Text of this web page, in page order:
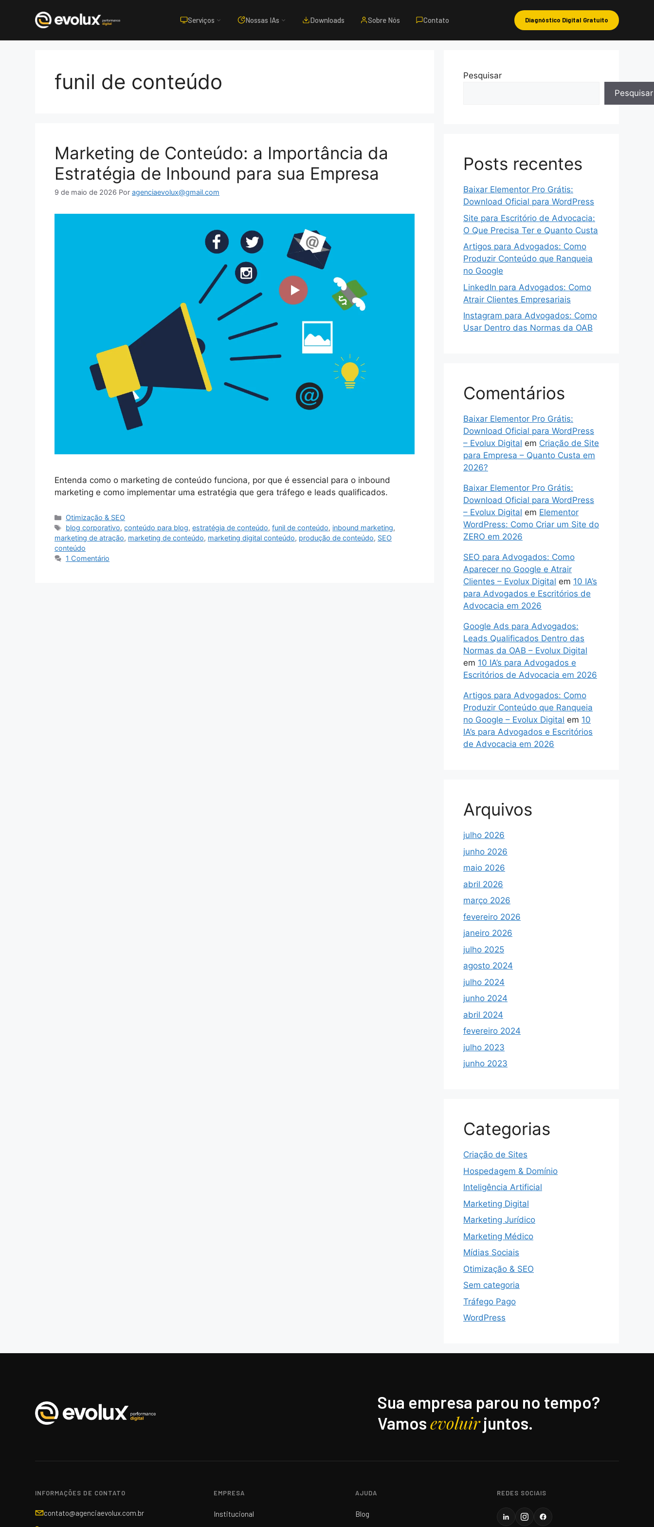
Serviços Nossas IAs Downloads Sobre Nós Contato Diagnóstico Digital Gratuito
funil de conteúdo
Marketing de Conteúdo: a Importância da
Estratégia de Inbound para sua Empresa
9 de maio de 2026 Por agenciaevolux@gmail.com
Entenda como o marketing de conteúdo funciona, por que é essencial para o inbound
marketing e como implementar uma estratégia que gera tráfego e leads qualificados.
Categorias
Otimização & SEO
Tags
blog corporativo,conteúdo para blog,estratégia de conteúdo,funil de conteúdo, inbound marketing,
marketing de atração, marketing de conteúdo, marketing digital conteúdo, produção de conteúdo, SEO
conteúdo
1 Comentário
Pesquisar
Pesquisar
Posts recentes
Baixar Elementor Pro Grátis:
Download Oficial para WordPress
Site para Escritório de Advocacia:
O Que Precisa Ter e Quanto Custa
Artigos para Advogados: Como
Produzir Conteúdo que Ranqueia
no Google
LinkedIn para Advogados: Como
Atrair Clientes Empresariais
Instagram para Advogados: Como
Usar Dentro das Normas da OAB
Comentários
Baixar Elementor Pro Grátis:
Download Oficial para WordPress
– Evolux Digital em Criação de Site
para Empresa – Quanto Custa em
2026?
Baixar Elementor Pro Grátis:
Download Oficial para WordPress
– Evolux Digital em Elementor
WordPress: Como Criar um Site do
ZERO em 2026
SEO para Advogados: Como
Aparecer no Google e Atrair
Clientes – Evolux Digital em 10 IA’s
para Advogados e Escritórios de
Advocacia em 2026
Google Ads para Advogados:
Leads Qualificados Dentro das
Normas da OAB – Evolux Digital
em 10 IA’s para Advogados e
Escritórios de Advocacia em 2026
Artigos para Advogados: Como
Produzir Conteúdo que Ranqueia
no Google – Evolux Digital em 10
IA’s para Advogados e Escritórios
de Advocacia em 2026
Arquivos
julho 2026
junho 2026
maio 2026
abril 2026
março 2026
fevereiro 2026
janeiro 2026
julho 2025
agosto 2024
julho 2024
junho 2024
abril 2024
fevereiro 2024
julho 2023
junho 2023
Categorias
Criação de Sites
Hospedagem & Domínio
Inteligência Artificial
Marketing Digital
Marketing Jurídico
Marketing Médico
Mídias Sociais
Otimização & SEO
Sem categoria
Tráfego Pago
WordPress
Sua empresa parou no tempo?
Vamosevoluirjuntos.
INFORMAÇÕES DE CONTATO
contato@agenciaevolux.com.br
EMPRESA
Institucional
AJUDA
Blog
REDES SOCIAIS